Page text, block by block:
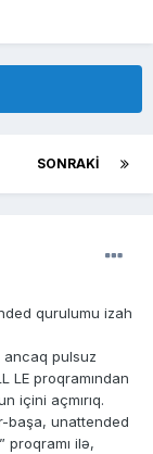
SONRAKI
qurulumu izah
ancaq pulsuz
LE proqramından
içini açmırıq.
başa, unattended
proqramı ilə,